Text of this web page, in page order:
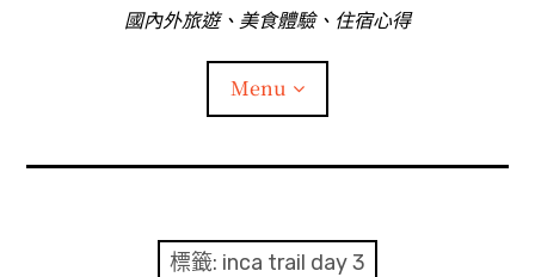
專
頁
國內外旅遊、美食體驗、住宿心得
Menu
標籤: inca trail day 3